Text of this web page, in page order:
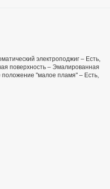
электроподжиг – Есть,
поверхность – Эмалированная
положение "малое пламя" – Есть,